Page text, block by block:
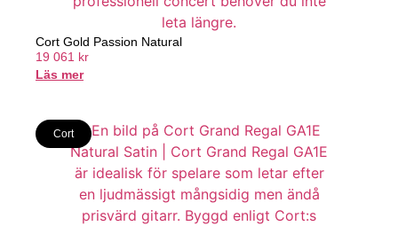
Cort Gold Passion Natural
19 061 kr
Läs mer
Cort